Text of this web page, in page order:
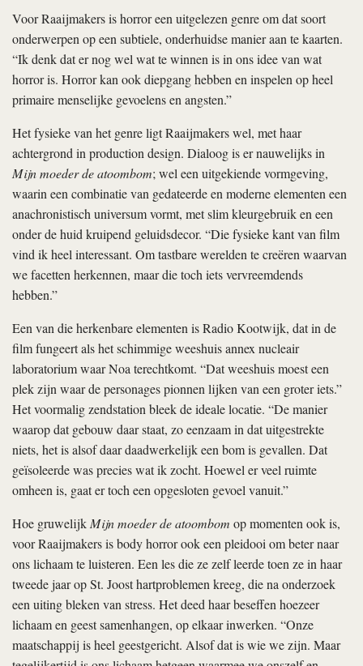
Voor Raaijmakers is horror een uitgelezen genre om dat soort
onderwerpen op een subtiele, onderhuidse manier aan te kaarten.
“Ik denk dat er nog wel wat te winnen is in ons idee van wat
horror is. Horror kan ook diepgang hebben en inspelen op heel
primaire menselijke gevoelens en angsten.”
Het fysieke van het genre ligt Raaijmakers wel, met haar
achtergrond in production design. Dialoog is er nauwelijks in
Mijn moeder de atoombom; wel een uitgekiende vormgeving,
waarin een combinatie van gedateerde en moderne elementen een
anachronistisch universum vormt, met slim kleurgebruik en een
onder de huid kruipend geluidsdecor. “Die fysieke kant van film
vind ik heel interessant. Om tastbare werelden te creëren waarvan
we facetten herkennen, maar die toch iets vervreemdends
hebben.”
Een van die herkenbare elementen is Radio Kootwijk, dat in de
film fungeert als het schimmige weeshuis annex nucleair
laboratorium waar Noa terechtkomt. “Dat weeshuis moest een
plek zijn waar de personages pionnen lijken van een groter iets.”
Het voormalig zendstation bleek de ideale locatie. “De manier
waarop dat gebouw daar staat, zo eenzaam in dat uitgestrekte
niets, het is alsof daar daadwerkelijk een bom is gevallen. Dat
geïsoleerde was precies wat ik zocht. Hoewel er veel ruimte
omheen is, gaat er toch een opgesloten gevoel vanuit.”
Hoe gruwelijkMijn moeder de atoombom op momenten ook is,
voor Raaijmakers is body horror ook een pleidooi om beter naar
ons lichaam te luisteren. Een les die ze zelf leerde toen ze in haar
tweede jaar op St. Joost hartproblemen kreeg, die na onderzoek
een uiting bleken van stress. Het deed haar beseffen hoezeer
lichaam en geest samenhangen, op elkaar inwerken. “Onze
maatschappij is heel geestgericht. Alsof dat is wie we zijn. Maar